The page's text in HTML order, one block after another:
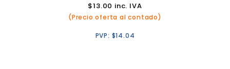
$13.00 inc. IVA
(Precio oferta al contado)
PVP: $14.04